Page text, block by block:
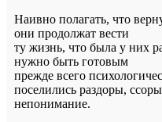
Наивно полагать, что
они продолжат вести
ту жизнь, что была у них
нужно быть готовым
прежде всего
поселились раздоры,
непонимание.